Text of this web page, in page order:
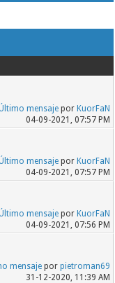
mensajepor KuorFaN
04-09-2021, 07:57 PM
mensajepor KuorFaN
04-09-2021, 07:57 PM
mensajepor KuorFaN
04-09-2021, 07:56 PM
mensajepor pietroman69
31-12-2020, 11:39 AM